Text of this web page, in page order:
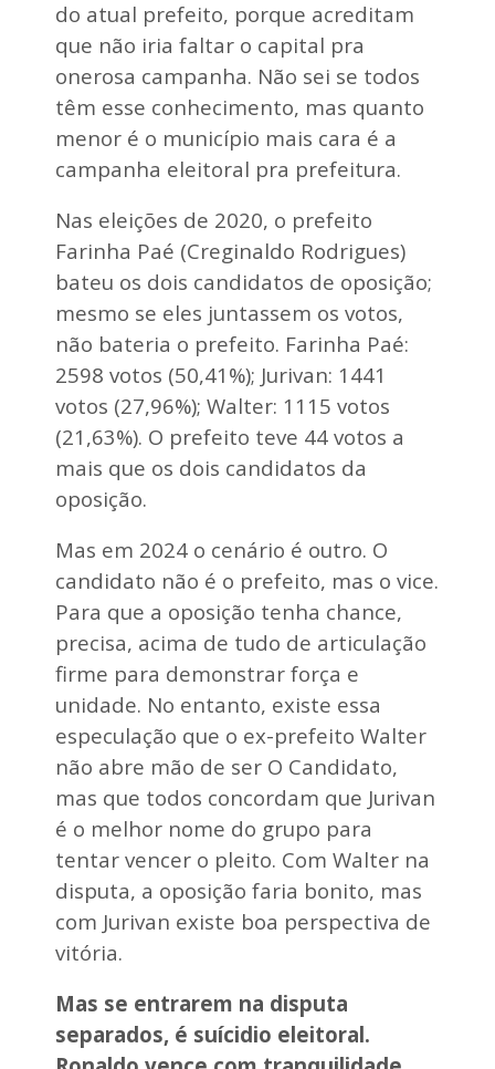
do atual prefeito, porque acreditam
que não iria faltar o capital pra
onerosa campanha. Não sei se todos
têm esse conhecimento, mas quanto
menor é o município mais cara é a
campanha eleitoral pra prefeitura.
Nas eleições de 2020, o prefeito
Farinha Paé (Creginaldo Rodrigues)
bateu os dois candidatos de oposição;
mesmo se eles juntassem os votos,
não bateria o prefeito. Farinha Paé:
2598 votos (50,41%); Jurivan: 1441
votos (27,96%); Walter: 1115 votos
(21,63%). O prefeito teve 44 votos a
mais que os dois candidatos da
oposição.
Mas em 2024 o cenário é outro. O
candidato não é o prefeito, mas o vice.
Para que a oposição tenha chance,
precisa, acima de tudo de articulação
firme para demonstrar força e
unidade. No entanto, existe essa
especulação que o ex-prefeito Walter
não abre mão de ser O Candidato,
mas que todos concordam que Jurivan
é o melhor nome do grupo para
tentar vencer o pleito. Com Walter na
disputa, a oposição faria bonito, mas
com Jurivan existe boa perspectiva de
vitória.
Mas se entrarem na disputa
separados, é suícidio eleitoral.